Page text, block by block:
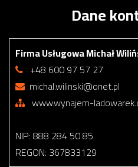
Dane
Firma Usługowa Michał
+48 600 97 57 27
michal.wilinski@onet.pl
www.wynajem-
NIP: 888 284 50 85
REGON: 367833129